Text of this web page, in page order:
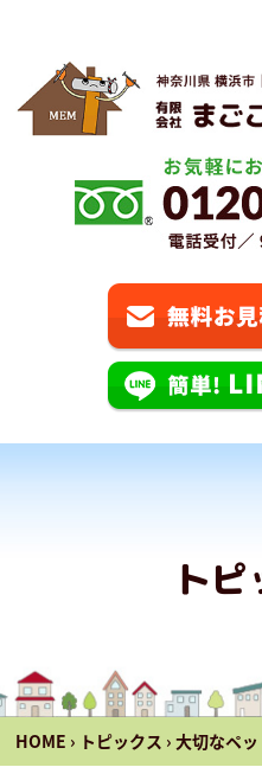
トピ
HOME › トピックス › 大切なペ